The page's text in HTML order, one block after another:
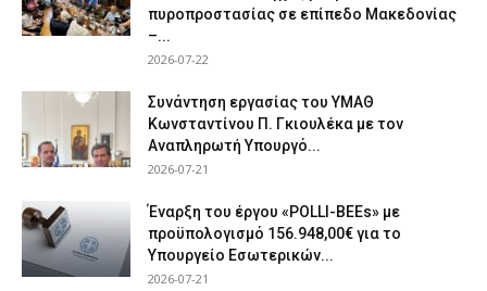
πυροπροστασίας σε επίπεδο Μακεδονίας
–...
2026-07-22
Συνάντηση εργασίας του ΥΜΑΘ
Κωνσταντίνου Π. Γκιουλέκα με τον
Αναπληρωτή Υπουργό...
2026-07-21
Έναρξη του έργου «POLLI-BEEs» με
προϋπολογισμό 156.948,00€ για το
Υπουργείο Εσωτερικών...
2026-07-21